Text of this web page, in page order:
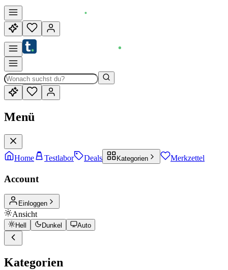
Menü
Home Testlabor Deals Kategorien Merkzettel
Account
Einloggen
Ansicht
Hell Dunkel Auto
Kategorien